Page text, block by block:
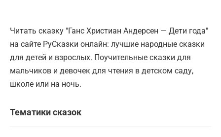
Читать сказку "Ганс Христиан Андерсен — Дети года"
на сайте РуСказки онлайн: лучшие народные сказки
для детей и взрослых. Поучительные сказки для
мальчиков и девочек для чтения в детском саду,
школе или на ночь.
Тематики сказок